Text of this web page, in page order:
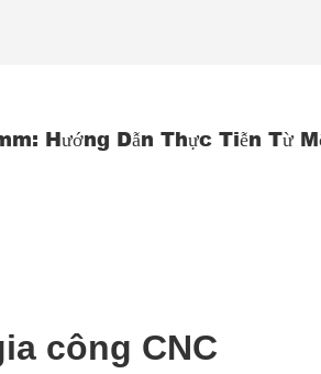
Hướng Dẫn Thực Tiễn Từ
công CNC